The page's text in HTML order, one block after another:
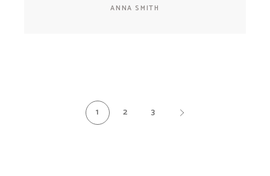
ANNA SMITH
1 2 3